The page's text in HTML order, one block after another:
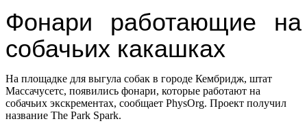
Фонари работающие на
собачьих какашках
На площадке для выгула собак в городе Кембридж, штат
Массачусетс, появились фонари, которые работают на
собачьих экскрементах, сообщает PhysOrg. Проект получил
название The Park Spark.